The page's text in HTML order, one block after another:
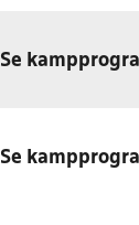
Se
Se